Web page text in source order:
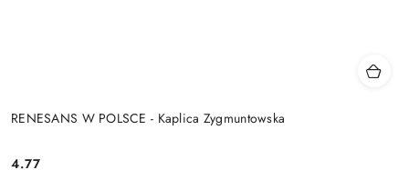
RENESANS W POLSCE - Kaplica Zygmuntowska
4.77